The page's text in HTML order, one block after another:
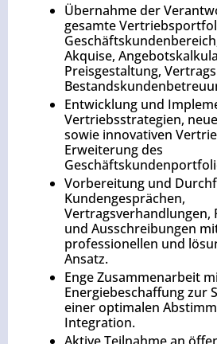
Übernahme der
gesamte
Akquise,
Preisgestaltung,
Entwicklung und
Vertriebsstrategien,
sowie innovativen
Erweiterung des
Vorbereitung und
Kundengesprächen,
Vertragsverhandlungen,
und Ausschreibungen
professionellen und
Ansatz.
Enge Zusammenarbeit
Energiebeschaffung zur
einer optimalen
Integration.
Aktive Teilnahme an